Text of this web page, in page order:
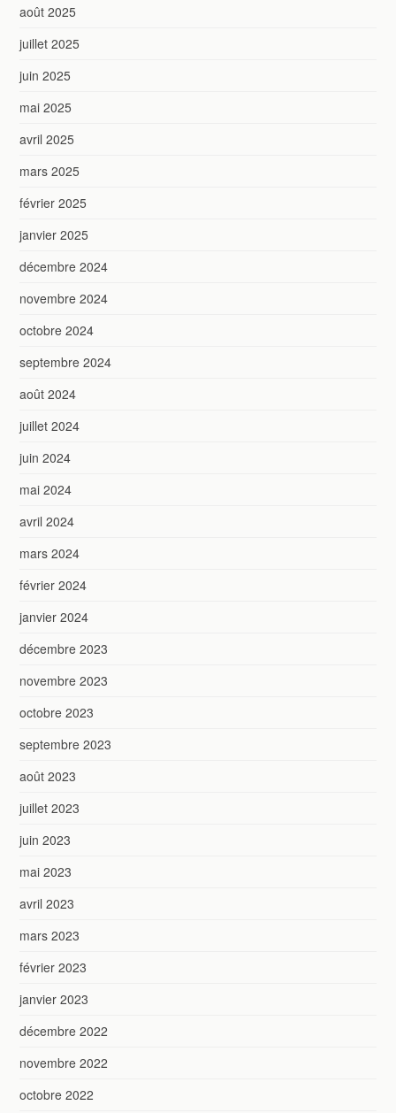
août 2025
juillet 2025
juin 2025
mai 2025
avril 2025
mars 2025
février 2025
janvier 2025
décembre 2024
novembre 2024
octobre 2024
septembre 2024
août 2024
juillet 2024
juin 2024
mai 2024
avril 2024
mars 2024
février 2024
janvier 2024
décembre 2023
novembre 2023
octobre 2023
septembre 2023
août 2023
juillet 2023
juin 2023
mai 2023
avril 2023
mars 2023
février 2023
janvier 2023
décembre 2022
novembre 2022
octobre 2022